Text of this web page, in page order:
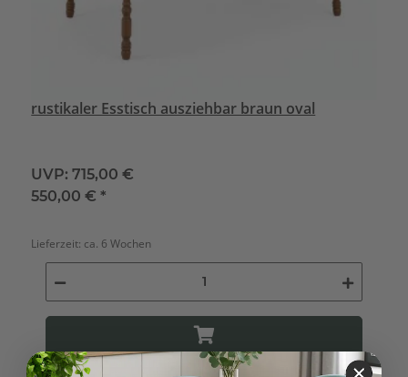
rustikaler Esstisch ausziehbar braun oval
UVP: 715,00 €
550,00 €*
Lieferzeit: ca. 6 Wochen